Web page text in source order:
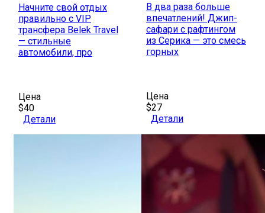
Начните свой отдых
правильно с VIP
трансфера Belek Travel
— стильные
автомобили, про
Цена
$40
Детали
В два раза больше
впечатлений! Джип-
сафари с рафтингом
из Серика — это смесь
горных
Цена
$27
Детали